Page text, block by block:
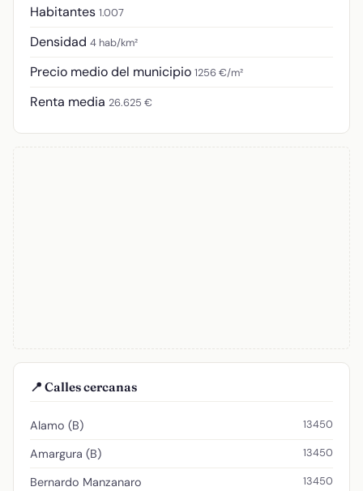
Habitantes 1.007
Densidad 4 hab/km²
Precio medio del municipio 1256 €/m²
Renta media 26.625 €
📍 Calles cercanas
Alamo (B) 13450
Amargura (B) 13450
Bernardo Manzanaro 13450